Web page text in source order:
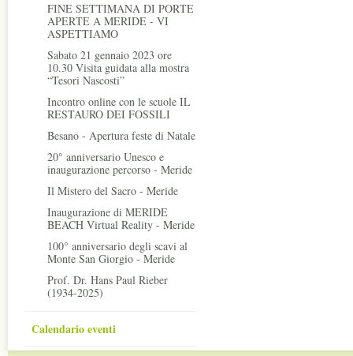
FINE SETTIMANA DI PORTE
APERTE A MERIDE - VI
ASPETTIAMO
Sabato 21 gennaio 2023 ore
10.30 Visita guidata alla mostra
“Tesori Nascosti”
Incontro online con le scuole IL
RESTAURO DEI FOSSILI
Besano - Apertura feste di Natale
20° anniversario Unesco e
inaugurazione percorso - Meride
Il Mistero del Sacro - Meride
Inaugurazione di MERIDE
BEACH Virtual Reality - Meride
100° anniversario degli scavi al
Monte San Giorgio - Meride
Prof. Dr. Hans Paul Rieber
(1934-2025)
Calendario eventi